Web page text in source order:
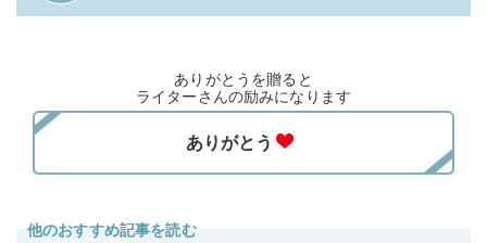
ありがとうを贈ると
ライターさんの励みになります
他のおすすめ記事を読む